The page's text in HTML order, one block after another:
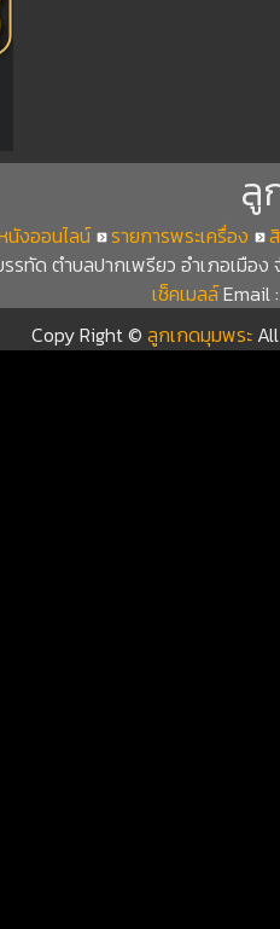
ลู
นังออนไลน์ รายการพระเครื่อง
รทัด ตำบลปากเพรียว อำเภอเมือ
เช็คเมลล์Email
Copy Right ©ลูกเกดมุมพระ